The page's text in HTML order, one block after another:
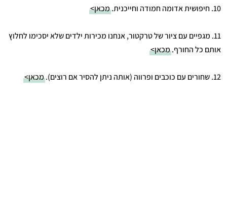
10. חיפושית אדומה חמודה וחייכנית. מכאן>
11. מגפיים עם ציור של טרקטור, אנחנו מכירות ילדים שלא יסכימו לחלוץ
אותם כל החורף.מכאן>
12. שחורים עם כוכבים ופרווה (אותה ניתן להסיר אם רוצים). מכאן>